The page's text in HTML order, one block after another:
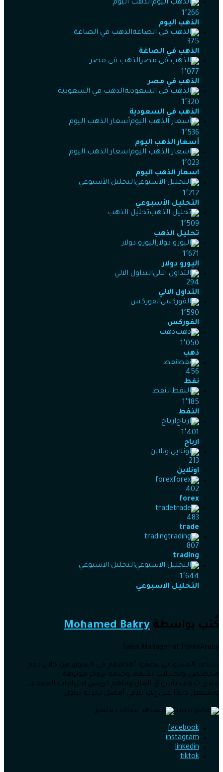
الذهب اليوم
1٬266
الذهب اليوم
الذهب في الصاغة
375
الذهب في الصاغة
الذهب في مصر
1٬077
الذهب في مصر
الذهب في السعودية
1٬320
الذهب في السعودية
أسعار الذهب اليوم
1٬536
أسعار الذهب اليوم
اسعار الذهب اليوم
1٬023
اسعار الذهب اليوم
التحليل الأسبوعي
1٬212
التحليل الأسبوعي
تحليل الذهب
1٬509
تحليل الذهب
اليورو دولار
1٬671
اليورو دولار
التداول الالي
294
التداول الالي
الفوركس
1٬590
الفوركس
ذهب
1٬050
ذهب
نفط
456
نفط
النفط
1٬185
النفط
ارباح
1٬401
ارباح
اونلاين
213
اونلاين
forex
402
forex
trade
483
trade
trading
807
trading
التحليل الاسبوعي
1٬644
التحليل الاسبوعي
كُتب بواسطة Mohamed Bakry
Sales Manager at ForexAraby
بساعد المتداولين يحققوا أهدافهم في السوق من خلال دعم
مخصص، وتحليلات دقيقة، وخدمة بروكر موثوقة.
عندي شغف بأسواق المال وفاهم كويس احتياجات العملاء،
وبشتغل دايمًا على إنك تلاقي أفضل تجربة تداول.
facebook
instagram
linkedin
tiktok